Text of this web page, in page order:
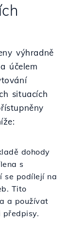
výhradně
účelem
situacích
dohody
s
se podílejí na
Tito
a používat